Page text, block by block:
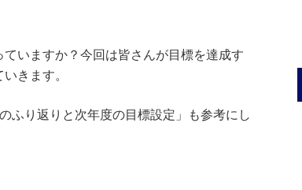
いますか？今回は皆さんが目標を達成す
きます。
ふり返りと次年度の目標設定」も参考にし